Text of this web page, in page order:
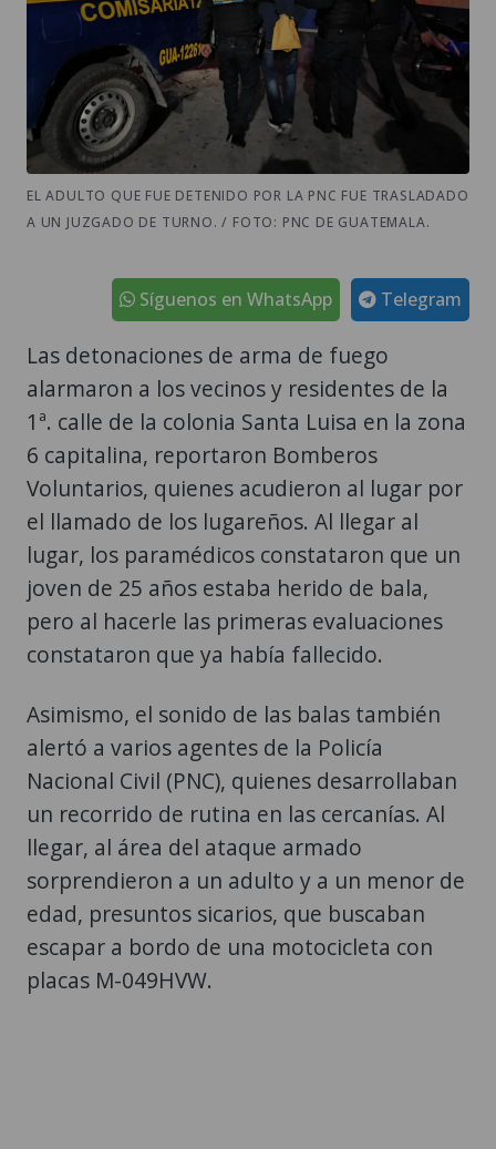
EL ADULTO QUE FUE DETENIDO POR LA PNC FUE TRASLADADO
A UN JUZGADO DE TURNO. / FOTO: PNC DE GUATEMALA.
Telegram
Síguenos en WhatsApp
Las detonaciones de arma de fuego
alarmaron a los vecinos y residentes de la
1ª. calle de la colonia Santa Luisa en la zona
6 capitalina, reportaron Bomberos
Voluntarios, quienes acudieron al lugar por
el llamado de los lugareños. Al llegar al
lugar, los paramédicos constataron que un
joven de 25 años estaba herido de bala,
pero al hacerle las primeras evaluaciones
constataron que ya había fallecido.
Asimismo, el sonido de las balas también
alertó a varios agentes de la Policía
Nacional Civil (PNC), quienes desarrollaban
un recorrido de rutina en las cercanías. Al
llegar, al área del ataque armado
sorprendieron a un adulto y a un menor de
edad, presuntos sicarios, que buscaban
escapar a bordo de una motocicleta con
placas M-049HVW.